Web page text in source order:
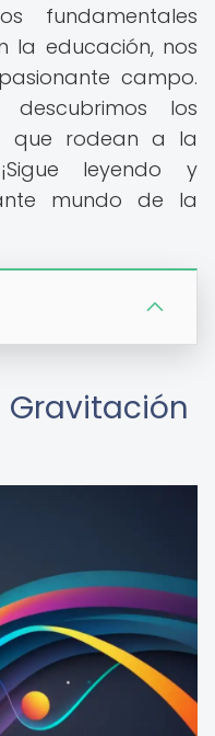
fundamentales
la educación, nos
campo.
descubrimos los
que rodean a la
leyendo y
mundo de la